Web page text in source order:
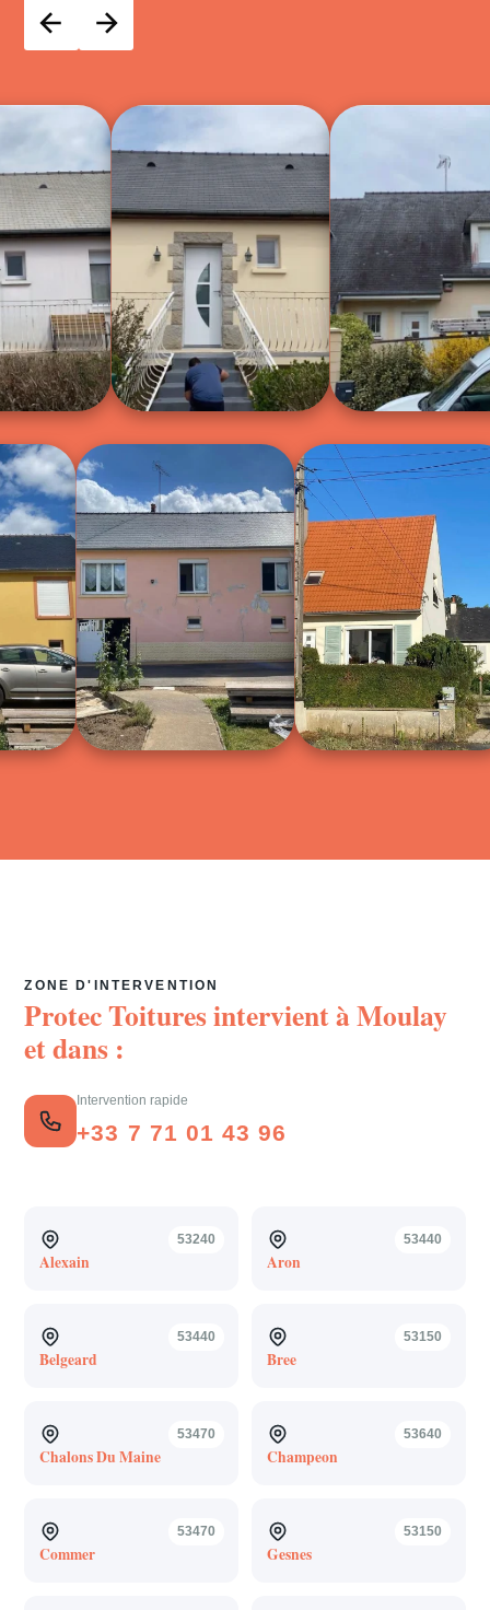
ZONE D'INTERVENTION
Protec Toitures intervient àMoulay
et dans :
Intervention rapide
+33 7 71 01 43 96
53240
Alexain
53440
Aron
53440
Belgeard
53150
Bree
53470
Chalons Du Maine
53640
Champeon
53470
Commer
53150
Gesnes